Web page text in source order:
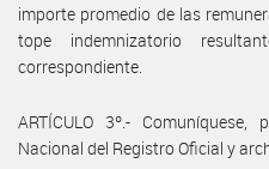
importe promedio de las
tope indemnizatorio
correspondiente.
ARTÍCULO 3º.-
Nacional del Registro Oficial y